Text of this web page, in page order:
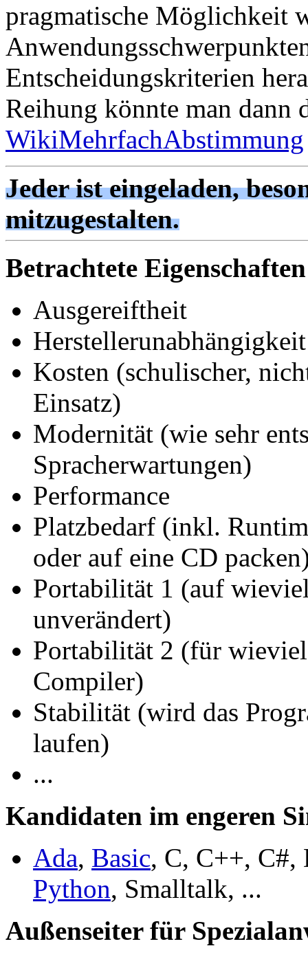
pragmatische Möglichkeit
Entscheidungskriterien
Reihung könnte man dann
WikiMehrfachAbstimmung
Jeder ist eingeladen,
mitzugestalten.
Betrachtete
Ausgereiftheit
Herstellerunabhängigkeit
Kosten (schulischer,
Einsatz)
Modernität (wie sehr
Spracherwartungen)
Performance
Platzbedarf (inkl.
oder auf eine CD
Portabilität 1 (auf
unverändert)
Portabilität 2 (für
Compiler)
Stabilität (wird das
laufen)
...
Kandidaten im engeren
Ada, Basic, C, C++, C#,
Python, Smalltalk, ...
Außenseiter für